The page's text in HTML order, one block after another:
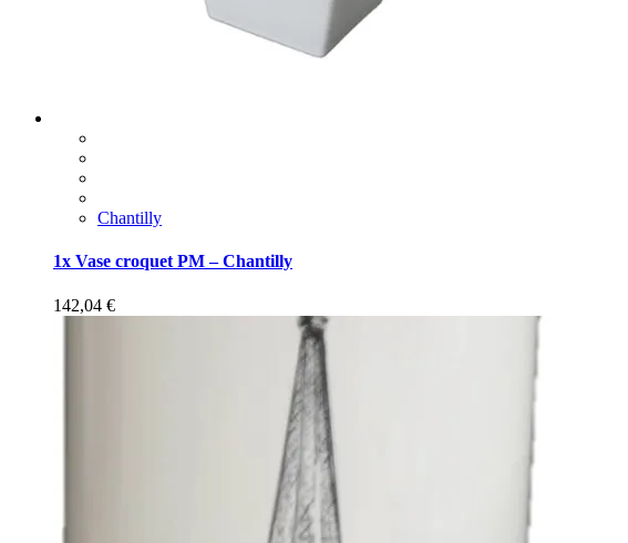
Chantilly
1x Vase croquet PM – Chantilly
142,04 €